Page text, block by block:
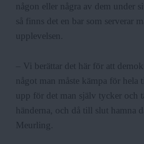
någon eller några av dem under
så finns det en bar som serverar
upplevelsen.
– Vi berättar det här för att
något man måste kämpa för hela
upp för det man själv tycker och
händerna, och då till slut hamna
Meurling.